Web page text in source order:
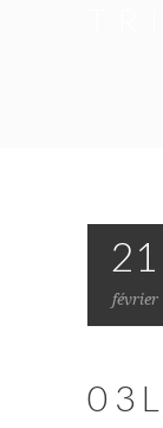
21
février